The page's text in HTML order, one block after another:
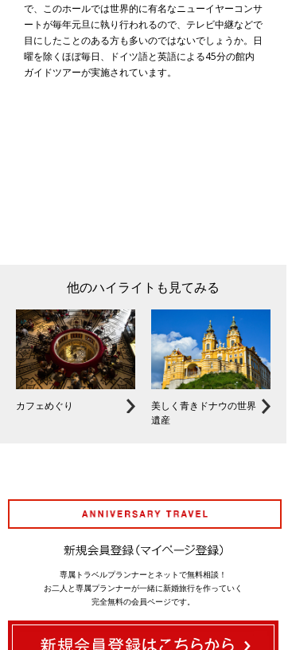
で、このホールでは世界的に有名なニューイヤーコンサ
ートが毎年元旦に執り行われるので、テレビ中継などで
目にしたことのある方も多いのではないでしょうか。日
曜を除くほぼ毎日、ドイツ語と英語による45分の館内
ガイドツアーが実施されています。
他のハイライトも見てみる
カフェめぐり
美しく青きドナウの世界
遺産
専属トラベルプランナーとネットで無料相談！
お二人と専属プランナーが一緒に新婚旅行を作っていく
完全無料の会員ページです。